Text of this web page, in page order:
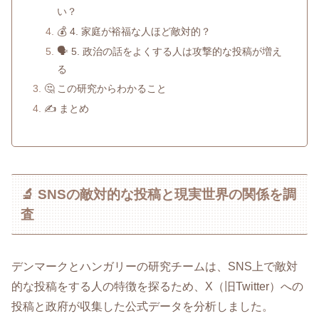
い？
💰 4. 家庭が裕福な人ほど敵対的？
🗣 5. 政治の話をよくする人は攻撃的な投稿が増え
る
🤔 この研究からわかること
✍ まとめ
🔬 SNSの敵対的な投稿と現実世界の関係を調
査
デンマークとハンガリーの研究チームは、SNS上で敵対
的な投稿をする人の特徴を探るため、X（旧Twitter）への
投稿と政府が収集した公式データを分析しました。